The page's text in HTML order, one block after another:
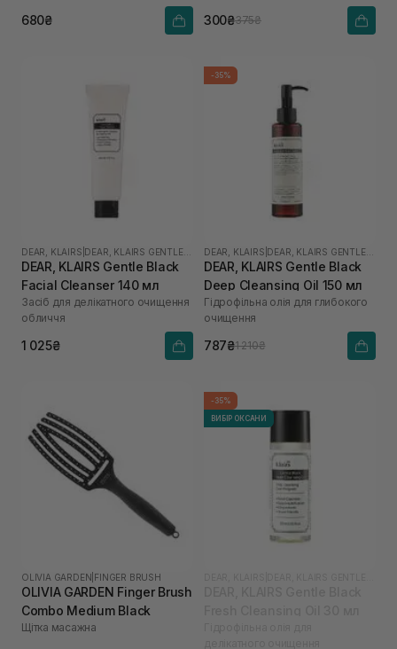
680₴ 300₴375₴
DEAR, KLAIRS
DEAR, KLAIRS Gentle Black
Facial Cleanser 140 мл
Засіб для делікатного очищення
обличчя
1 025₴
-35%
DEAR, KLAIRS
DEAR, KLAIRS Gentle Black
Deep Cleansing Oil 150 мл
Гідрофільна олія для глибокого
очищення
787₴1 210₴
OLIVIA GARDEN FINGER BRUSH
OLIVIA GARDEN Finger Brush
Combo Medium Black
Щітка масажна
-35%
ВИБІР ОКСАНИ